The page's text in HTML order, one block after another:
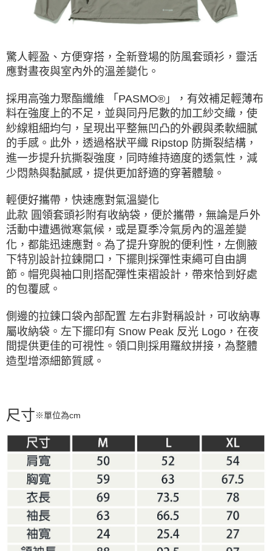
ATM／網路銀行／等多元方式進行付款，方視為交易完成。
※ 請注意：結帳手續完成當下不需立刻繳費，但若您需要取消訂單，請聯絡
購買商品的店家。未經商家同意取消之訂單仍視為有效，需透過AFTEE先享
是否繳費成功／繳費後需取消欲退款等相關疑問，請聯繫「AFTEE先享後付
客戶支援中心」https://netprotections.freshdesk.com/support/home
【注意事項】
１．透過由恩沛科技股份有限公司提供之「AFTEE先享後付」服務完成之交
易，需依本服務之必要範圍內提供個人資料，並將交易相關給付款項請求債
權轉讓予恩沛科技股份有限公司。
２．關於個人資料處理事宜，請瀏覽以下網址：
https://aftee.tw/terms/#terms3
３．未成年的使用者請事先徵得法定代理人或監護人之同意方可使用
「AFTEE先享後付」，若未經同意申辦者引起之損失，本公司不負相關責
任。
時審查核予不同之上限額度；若仍有額度不足之情形，本公司將視審查結果
請求用戶進行身份認證。
５．嚴禁一人註冊多個帳號或使用他人資訊註冊。若發現惡意使用之情形，
恩沛科技股份有限公司將有權停止該用戶之使用額度並採取法律行動。
驚人輕盈、方便穿搭，全新登場的防風套頭衫，靈活
應對晝夜與室內外的溫差變化。
採用高強力聚酯纖維 「PASMO®」，有效補足輕薄布
料在強度上的不足，並與同丹尼數的加工紗交織，使
紗線粗細均勻，呈現出平整無凹凸的外觀與柔軟細膩
的手感。此外，透過格狀平織 Ripstop 防撕裂結構，
進一步提升抗撕裂強度，同時維持適度的透氣性，減
少悶熱與黏膩感，提供更加舒適的穿著體驗。
輕便好攜帶，快速應對氣溫變化
此款 圓領套頭衫附有收納袋，便於攜帶，無論是戶外
活動中遭遇微寒氣候，或是夏季冷氣房內的溫差變
化，都能迅速應對。為了提升穿脫的便利性，左側腋
下特別設計拉鍊開口，下擺則採彈性束繩可自由調
節。帽兜與袖口則搭配彈性束褶設計，帶來恰到好處
的包覆感。
側邊的拉鍊口袋內部配置 左右非對稱設計，可收納專
屬收納袋。左下擺印有 Snow Peak 反光 Logo，在夜
間提供更佳的可視性。領口則採用羅紋拼接，為整體
造型增添細節質感。
尺寸※單位為cm